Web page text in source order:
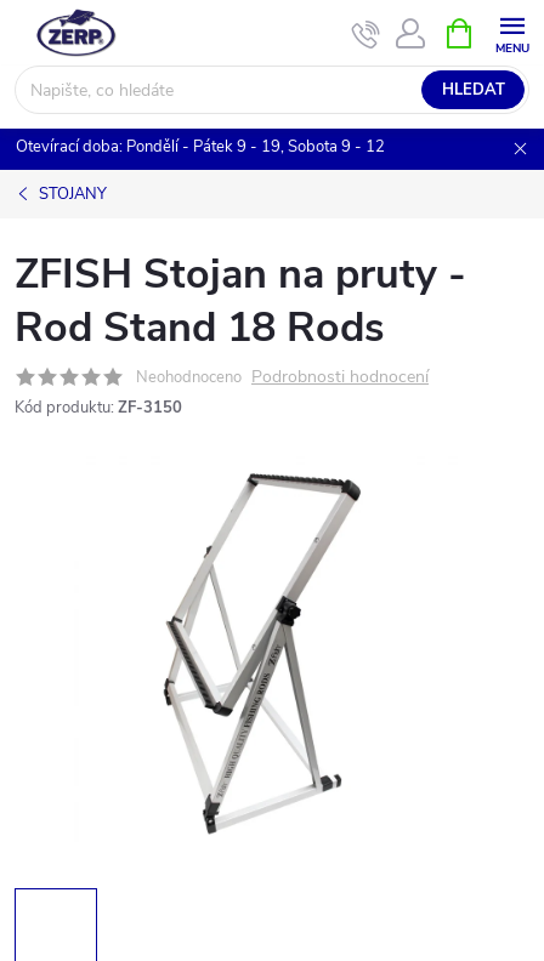
obsah
HLEDAT
NÁKUPNÍ
KOŠÍK
Otevírací doba: Pondělí - Pátek 9 - 19, Sobota 9 - 12
STOJANY
ZFISH Stojan na pruty -
Rod Stand 18 Rods
Neohodnoceno Podrobnosti hodnocení
Kód produktu: ZF-3150